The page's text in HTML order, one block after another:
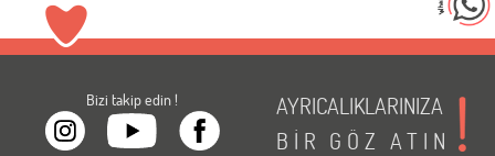
Bizi takip edin !
AYRICALIKLARINIZA
BİR GÖZ ATIN